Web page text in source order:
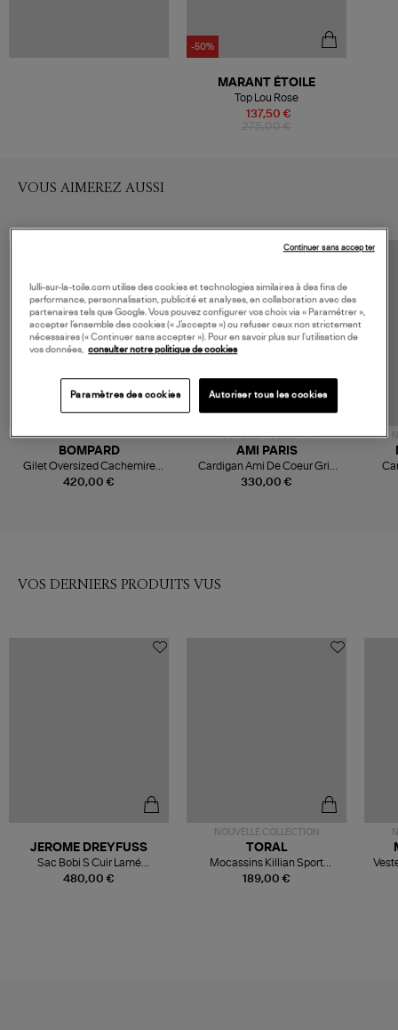
-50%
137,50 €
MARANT ÉTOILE
Top Lou Rose
VOUS AIMEREZ AUSSI
420,00 €
BOMPARD
Gilet Oversized Cachemire
Gris Argenté
NOUVELLE COLLECTION
330,00 €
AMI PARIS
Cardigan Ami De Coeur Gris
Cendre Chine Noir
VOS DERNIERS PRODUITS VUS
480,00 €
JEROME DREYFUSS
Sac Bobi S Cuir Lamé
Champagne
NOUVELLE COLLECTION
189,00 €
TORAL
Mocassins Killian Sport
Mousse
lulli-sur-la-toile.com utilise des cookies et technologies similaires à des fins de
performance, personnalisation, publicité et analyses, en collaboration avec des
partenaires tels que Google. Vous pouvez configurer vos choix via « Paramétrer »,
accepter l’ensemble des cookies (« J’accepte ») ou refuser ceux non strictement
nécessaires (« Continuer sans accepter »). Pour en savoir plus sur l’utilisation de
vos données,
consulter notre politique de cookies
Paramètres des cookies Autoriser tous les cookies
Continuer sans accepter